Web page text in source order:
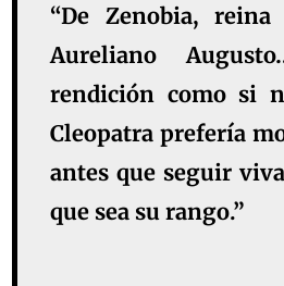
“De Zenobia,
Aureliano
rendición como si
Cleopatra prefería
antes que seguir
que sea su rango.”